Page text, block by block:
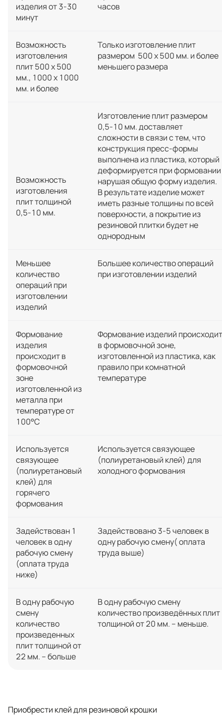
изделия от 3-30
минут
часов
Возможность
изготовления
плит 500 х 500
мм., 1000 х 1000
мм. и более
Только изготовление плит
размером 500 х 500 мм. и более
меньшего размера
Возможность
изготовления
плит толщиной
0,5-10 мм.
Изготовление плит размером
0,5-10 мм. доставляет
сложности в связи с тем, что
конструкция пресс-формы
выполнена из пластика, который
деформируется при формовании
нарушая общую форму изделия.
В результате изделие может
иметь разные толщины по всей
поверхности, а покрытие из
резиновой плитки будет не
однородным
Меньшее
количество
операций при
изготовлении
изделий
Большее количество операций
при изготовлении изделий
Формование
изделия
происходит в
формовочной
зоне
изготовленной из
металла при
температуре от
100°C
Формование изделий происходит
в формовочной зоне,
изготовленной из пластика, как
правило при комнатной
температуре
Используется
связующее
(полиуретановый
клей) для
горячего
формования
Используется связующее
(полиуретановый клей) для
холодного формования
Задействован 1
человек в одну
рабочую смену
(оплата труда
ниже)
Задействовано 3-5 человек в
одну рабочую смену( оплата
труда выше)
В одну рабочую
смену
количество
произведенных
плит толщиной от
22 мм. – больше
В одну рабочую смену
количество произведённых плит
толщиной от 20 мм. – меньше.
Приобрести клей для резиновой крошки